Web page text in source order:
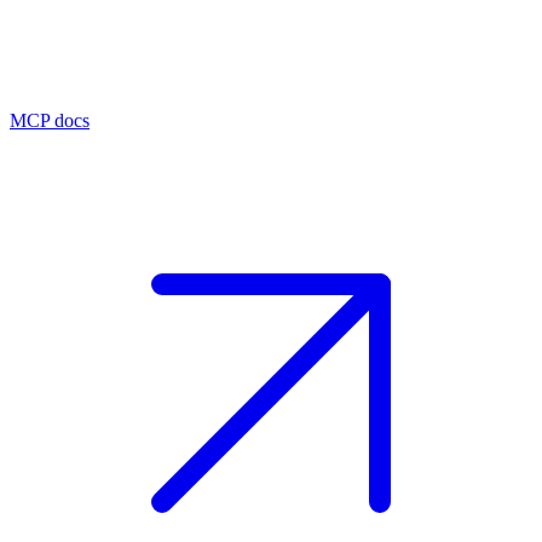
MCP docs